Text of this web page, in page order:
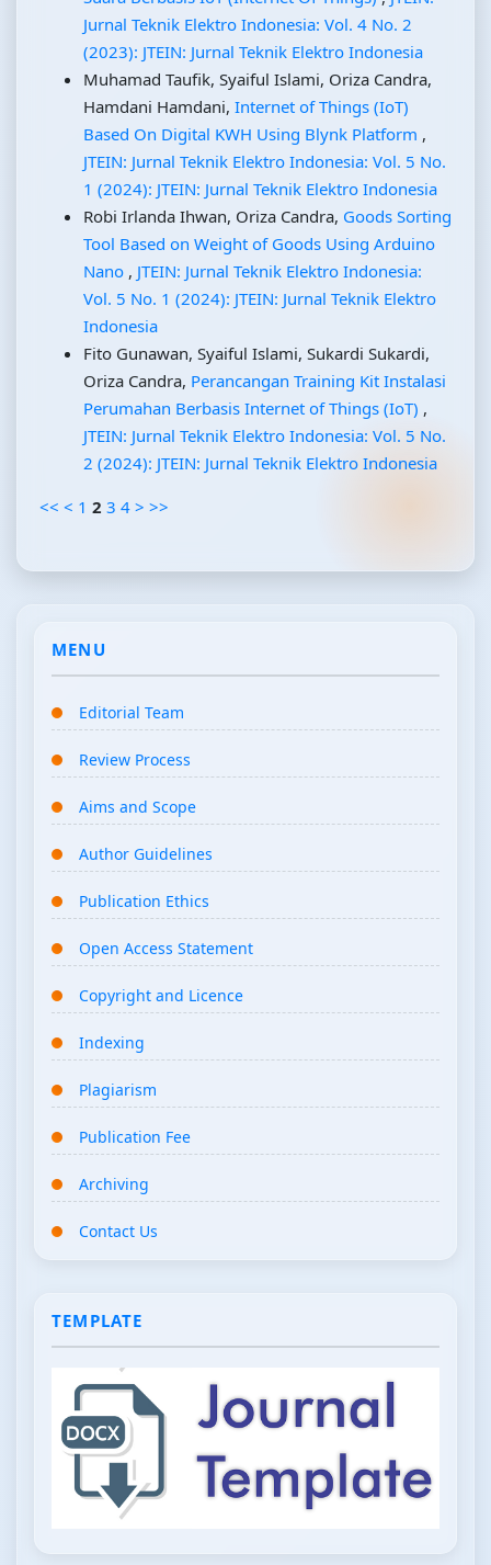
Jurnal Teknik Elektro Indonesia: Vol. 4 No. 2
(2023): JTEIN: Jurnal Teknik Elektro Indonesia
Muhamad Taufik, Syaiful Islami, Oriza Candra,
Hamdani Hamdani, Internet of Things (IoT)
Based On Digital KWH Using Blynk Platform ,
JTEIN: Jurnal Teknik Elektro Indonesia: Vol. 5 No.
1 (2024): JTEIN: Jurnal Teknik Elektro Indonesia
Robi Irlanda Ihwan, Oriza Candra, Goods Sorting
Tool Based on Weight of Goods Using Arduino
Nano , JTEIN: Jurnal Teknik Elektro Indonesia:
Vol. 5 No. 1 (2024): JTEIN: Jurnal Teknik Elektro
Indonesia
Fito Gunawan, Syaiful Islami, Sukardi Sukardi,
Oriza Candra, Perancangan Training Kit Instalasi
Perumahan Berbasis Internet of Things (IoT) ,
JTEIN: Jurnal Teknik Elektro Indonesia: Vol. 5 No.
2 (2024): JTEIN: Jurnal Teknik Elektro Indonesia
<< < 1 2 3 4 > >>
MENU
Editorial Team
Review Process
Aims and Scope
Author Guidelines
Publication Ethics
Open Access Statement
Copyright and Licence
Indexing
Plagiarism
Publication Fee
Archiving
Contact Us
TEMPLATE